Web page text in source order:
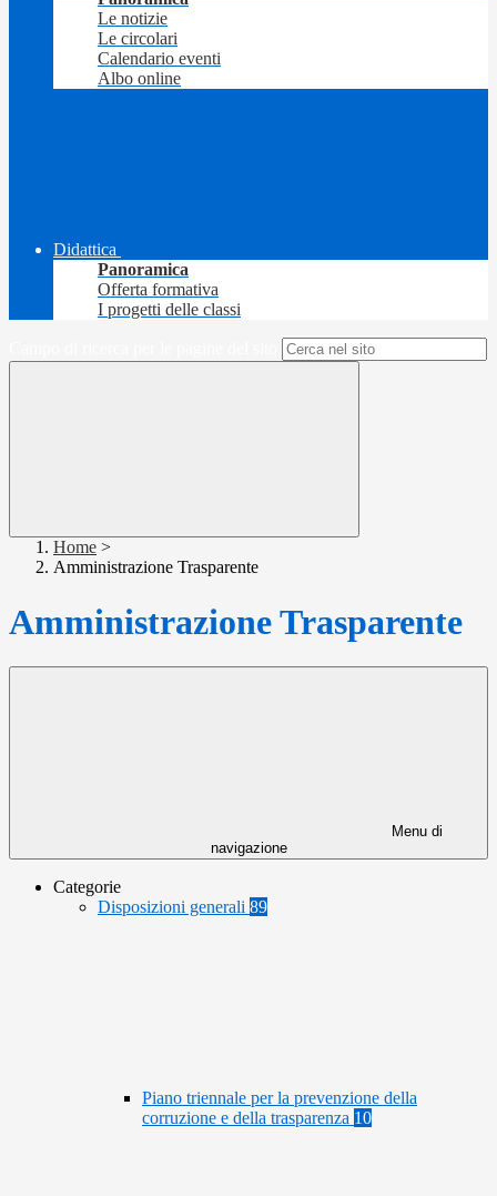
Le notizie
Le circolari
Calendario eventi
Albo online
Didattica
Panoramica
Offerta formativa
I progetti delle classi
Home >
Amministrazione Trasparente
Amministrazione Trasparente
Menu di
navigazione
Categorie
Disposizioni generali 89
Piano triennale per la prevenzione della
corruzione e della trasparenza 10